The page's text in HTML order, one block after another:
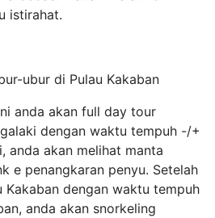
istirahat.
ubur di Pulau Kakaban
anda akan full day tour
dengan waktu tempuh -/+
anda akan melihat manta
e penangkaran penyu. Setelah
Kakaban dengan waktu tempuh
anda akan snorkeling